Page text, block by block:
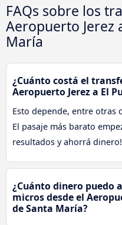
FAQs sobre los
Aeropuerto Jerez
María
¿Cuánto costá el
Aeropuerto Jerez a El
Esto depende, entre otras
El pasaje más barato
resultados y ahorrá dinero!
¿Cuánto dinero puedo
micros desde el
de Santa María?